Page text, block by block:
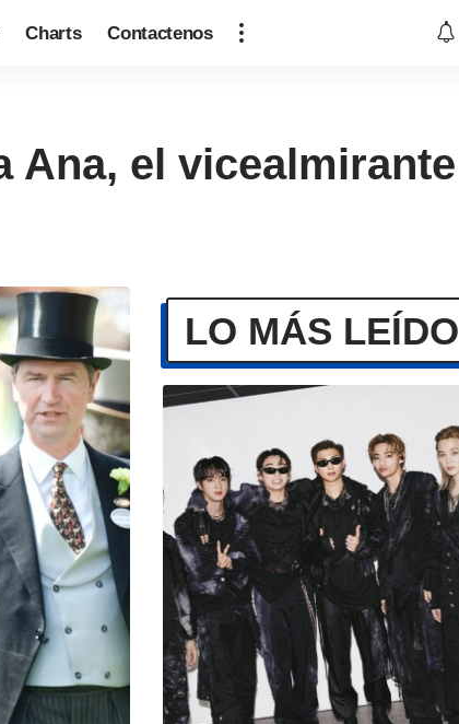
Charts Contactenos
Ana, el vicealmirante
LO MÁS LEÍDO